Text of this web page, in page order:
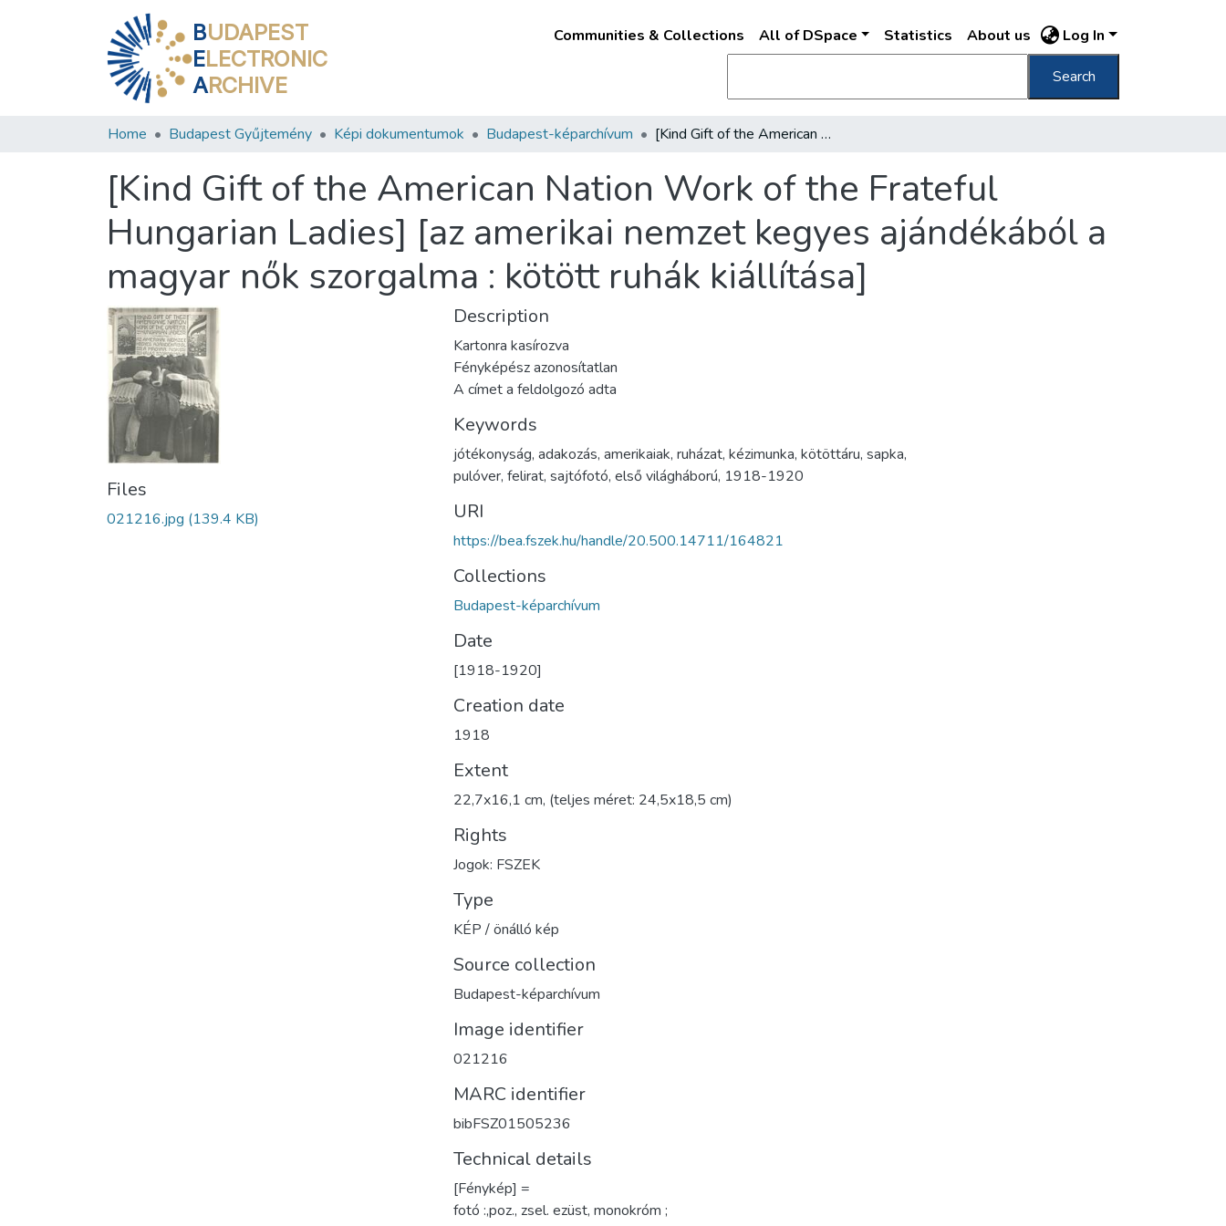
BUDAPEST
ELECTRONIC
ARCHIVE
Communities & Collections All of DSpace Statistics About us Log In
Search
Home Budapest Gyűjtemény Képi dokumentumok Budapest-képarchívum [Kind Gift of the American Nation Work of the Frateful Hungarian Ladies] [az amerikai nemzet kegyes ajándékából a magyar nők szorgalma : kötött ruhák kiállítása]
[Kind Gift of the American Nation Work of the Frateful
Hungarian Ladies] [az amerikai nemzet kegyes ajándékából a
magyar nők szorgalma : kötött ruhák kiállítása]
Files
021216.jpg (139.4 KB)
Description
Kartonra kasírozva
Fényképész azonosítatlan
A címet a feldolgozó adta
Keywords
jótékonyság, adakozás, amerikaiak, ruházat, kézimunka, kötöttáru, sapka,
pulóver, felirat, sajtófotó, első világháború, 1918-1920
URI
https://bea.fszek.hu/handle/20.500.14711/164821
Collections
Budapest-képarchívum
Date
[1918-1920]
Creation date
1918
Extent
22,7x16,1 cm, (teljes méret: 24,5x18,5 cm)
Rights
Jogok: FSZEK
Type
KÉP / önálló kép
Source collection
Budapest-képarchívum
Image identifier
021216
MARC identifier
bibFSZ01505236
Technical details
[Fénykép] =
fotó :,poz., zsel. ezüst, monokróm ;